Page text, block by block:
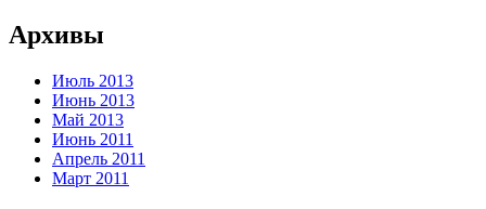
Архивы
Июль 2013
Июнь 2013
Май 2013
Июнь 2011
Апрель 2011
Март 2011